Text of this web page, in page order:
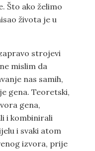
Što ako želimo
života je u
strojevi
mislim da
nas samih,
gena. Teoretski,
gena,
i kombinirali
i svaki atom
izvora, prije